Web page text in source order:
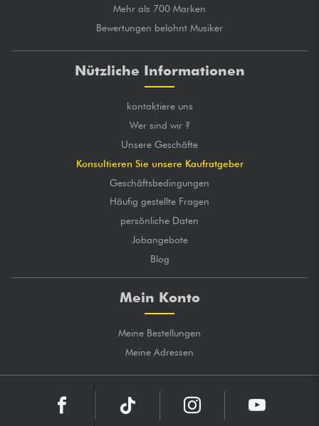
Mehr als 700 Marken
Bewertungen belohnt Musiker
Nützliche Informationen
kontaktiere uns
Wer sind wir ?
Unsere Geschäfte
Konsultieren Sie unsere Kaufratgeber
Geschäftsbedingungen
Häufig gestellte Fragen
persönliche Daten
Jobangebote
Blog
Mein Konto
Meine Bestellungen
Meine Adressen